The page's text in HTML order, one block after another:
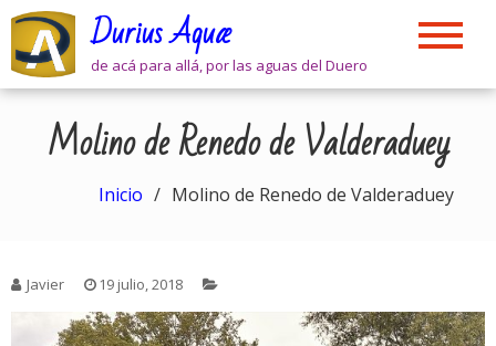
Skip
content
Durius Aquæ
de acá para allá, por las aguas del Duero
Molino de Renedo de Valderaduey
Inicio Molino de Renedo de Valderaduey
Javier 19 julio, 2018